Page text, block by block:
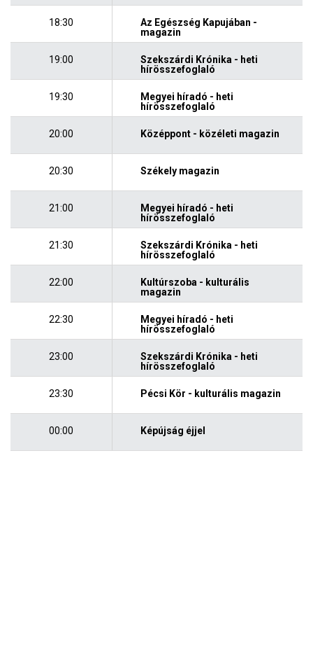
18:30
Az Egészség Kapujában -
magazin
19:00
Szekszárdi Krónika - heti
hírösszefoglaló
19:30
Megyei híradó - heti
hírösszefoglaló
20:00 Középpont - közéleti magazin
20:30 Székely magazin
21:00
Megyei híradó - heti
hírösszefoglaló
21:30
Szekszárdi Krónika - heti
hírösszefoglaló
22:00
Kultúrszoba - kulturális
magazin
22:30
Megyei híradó - heti
hírösszefoglaló
23:00
Szekszárdi Krónika - heti
hírösszefoglaló
23:30 Pécsi Kör - kulturális magazin
00:00 Képújság éjjel